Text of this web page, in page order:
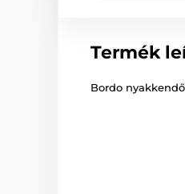
Termék
Bordo